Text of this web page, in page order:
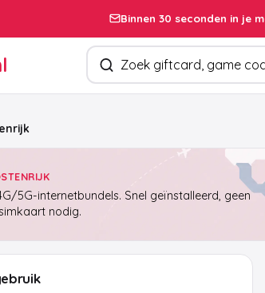
Binnen 30 seconden in je
Zoek producten
5G-internetbundels. Snel geïnstalleerd, geen
nodig.